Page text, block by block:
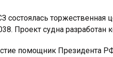
торжественная
Проект судна
помощник Президента